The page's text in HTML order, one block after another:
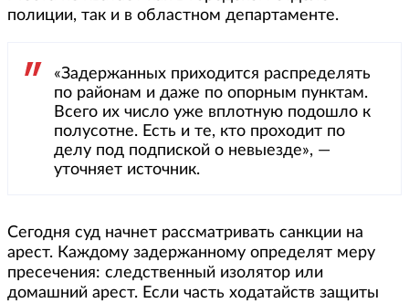
полиции, так и в областном департаменте.
«Задержанных приходится распределять
по районам и даже по опорным пунктам.
Всего их число уже вплотную подошло к
полусотне. Есть и те, кто проходит по
делу под подпиской о невыезде», —
уточняет источник.
Сегодня суд начнет рассматривать санкции на
арест. Каждому задержанному определят меру
пресечения: следственный изолятор или
домашний арест. Если часть ходатайств защиты